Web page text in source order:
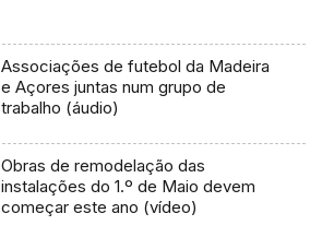
Associações de futebol da Madeira
e Açores juntas num grupo de
trabalho (áudio)
Obras de remodelação das
instalações do 1.º de Maio devem
começar este ano (vídeo)